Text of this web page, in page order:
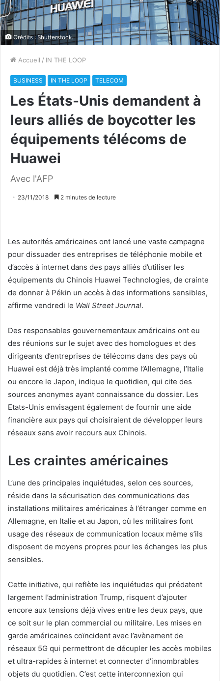
Crédits : Shutterstock.
Accueil / IN THE LOOP
BUSINESS IN THE LOOP TELECOM
Les États-Unis demandent à
leurs alliés de boycotter les
équipements télécoms de
Huawei
Avec l'AFP
23/11/2018 2 minutes de lecture
Les autorités américaines ont lancé une vaste campagne
pour dissuader des entreprises de téléphonie mobile et
d’accès à internet dans des pays alliés d’utiliser les
équipements du Chinois Huawei Technologies, de crainte
de donner à Pékin un accès à des informations sensibles,
affirme vendredi le Wall Street Journal.
Des responsables gouvernementaux américains ont eu
des réunions sur le sujet avec des homologues et des
dirigeants d’entreprises de télécoms dans des pays où
Huawei est déjà très implanté comme l’Allemagne, l’Italie
ou encore le Japon, indique le quotidien, qui cite des
sources anonymes ayant connaissance du dossier. Les
Etats-Unis envisagent également de fournir une aide
financière aux pays qui choisiraient de développer leurs
réseaux sans avoir recours aux Chinois.
Les craintes américaines
L’une des principales inquiétudes, selon ces sources,
réside dans la sécurisation des communications des
installations militaires américaines à l’étranger comme en
Allemagne, en Italie et au Japon, où les militaires font
usage des réseaux de communication locaux même s’ils
disposent de moyens propres pour les échanges les plus
sensibles.
Cette initiative, qui reflète les inquiétudes qui prédatent
largement l’administration Trump, risquent d’ajouter
encore aux tensions déjà vives entre les deux pays, que
ce soit sur le plan commercial ou militaire. Les mises en
garde américaines coïncident avec l’avènement de
réseaux 5G qui permettront de décupler les accès mobiles
et ultra-rapides à internet et connecter d’innombrables
objets du quotidien. C’est cette interconnexion qui